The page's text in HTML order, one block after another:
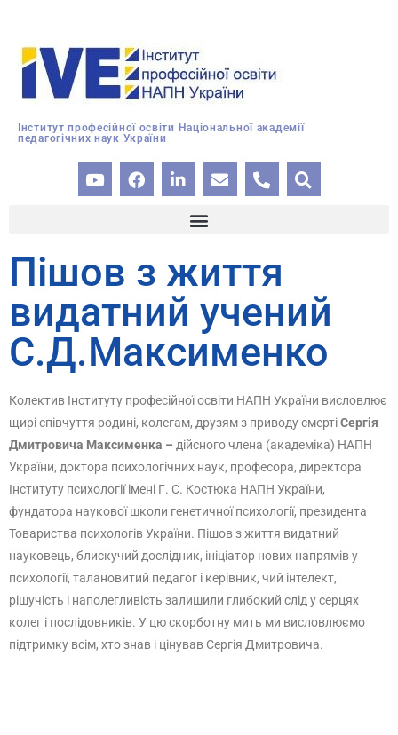
Інститут професійної освіти Національної академії
педагогічних наук України
Пішов з життя
видатний учений
С.Д.Максименко
Колектив Інституту професійної освіти НАПН України висловлює
щирі співчуття родині, колегам, друзям з приводу смертіСергія
Дмитровича Максименка – дійсного члена (академіка) НАПН
України, доктора психологічних наук, професора, директора
Інституту психології імені Г. С. Костюка НАПН України,
фундатора наукової школи генетичної психології, президента
Товариства психологів України. Пішов з життя видатний
науковець, блискучий дослідник, ініціатор нових напрямів у
психології, талановитий педагог і керівник, чий інтелект,
рішучість і наполегливість залишили глибокий слід у серцях
колег і послідовників. У цю скорботну мить ми висловлюємо
підтримку всім, хто знав і цінував Сергія Дмитровича.